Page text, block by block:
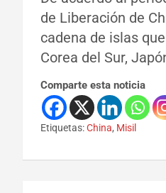
de Liberación de
cadena de islas
Corea del Sur,
Comparte esta noticia
Etiquetas:China, Misil